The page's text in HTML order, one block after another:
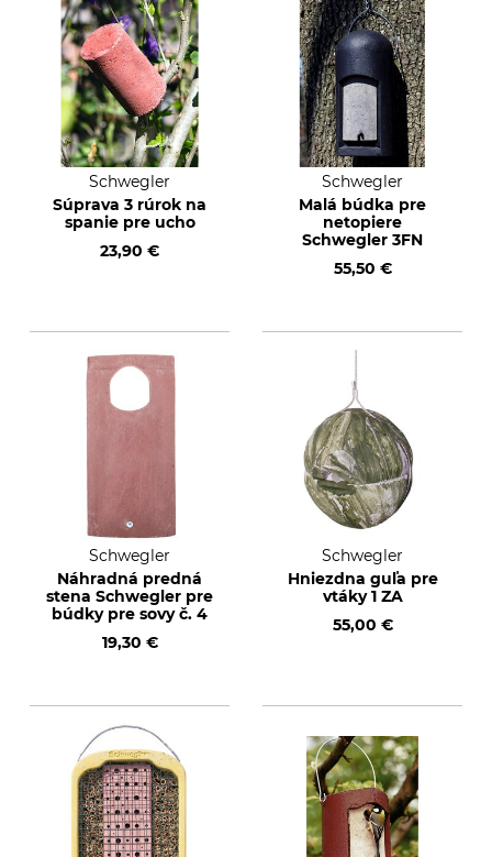
Schwegler
Súprava 3 rúrok na
spanie pre ucho
23,90 €
Schwegler
Malá búdka pre
netopiere
Schwegler 3FN
55,50 €
Schwegler
Náhradná predná
stena Schwegler pre
búdky pre sovy č. 4
19,30 €
Schwegler
Hniezdna guľa pre
vtáky 1 ZA
55,00 €